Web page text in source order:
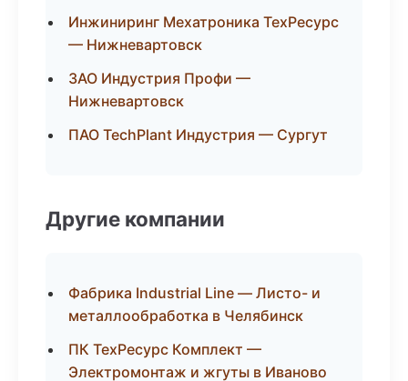
Инжиниринг Мехатроника ТехРесурс
— Нижневартовск
ЗАО Индустрия Профи —
Нижневартовск
ПАО TechPlant Индустрия — Сургут
Другие компании
Фабрика Industrial Line — Листо- и
металлообработка в Челябинск
ПК ТехРесурс Комплект —
Электромонтаж и жгуты в Иваново